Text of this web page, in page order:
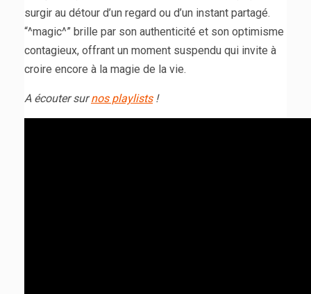
surgir au détour d’un regard ou d’un instant partagé.
“^magic^” brille par son authenticité et son optimisme
contagieux, offrant un moment suspendu qui invite à
croire encore à la magie de la vie.
A écouter surnos playlists!